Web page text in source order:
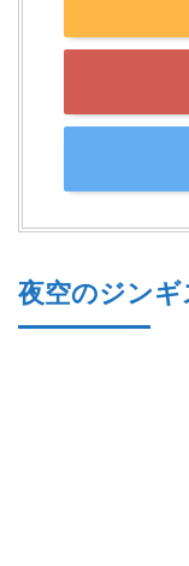
夜空のジンギ